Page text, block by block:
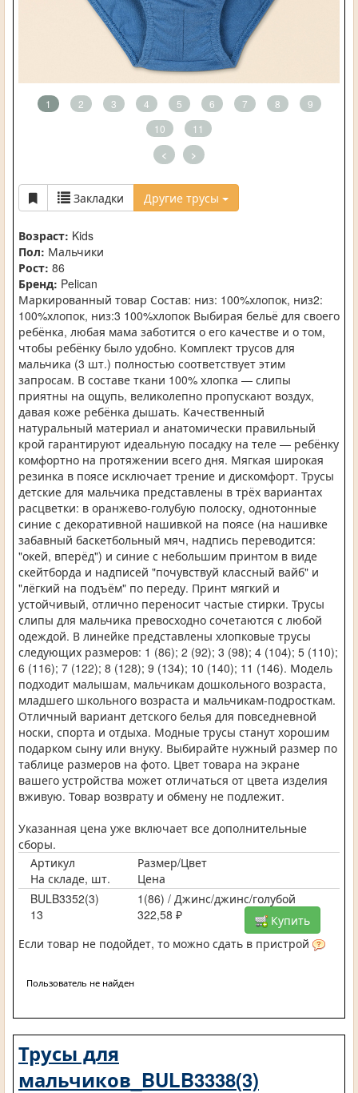
1 2 3 4 5 6 7 8
9
10
11
< >
Закладки Другие трусы
Возраст: Kids
Пол: Мальчики
Рост: 86
Бренд: Pelican
Маркированный товар Состав: низ: 100%хлопок, низ2:
100%хлопок, низ:3 100%хлопок Выбирая бельё для своего
ребёнка, любая мама заботится о его качестве и о том,
чтобы ребёнку было удобно. Комплект трусов для
мальчика (3 шт.) полностью соответствует этим
запросам. В составе ткани 100% хлопка — слипы
приятны на ощупь, великолепно пропускают воздух,
давая коже ребёнка дышать. Качественный
натуральный материал и анатомически правильный
крой гарантируют идеальную посадку на теле — ребёнку
комфортно на протяжении всего дня. Мягкая широкая
резинка в поясе исключает трение и дискомфорт. Трусы
детские для мальчика представлены в трёх вариантах
расцветки: в оранжево-голубую полоску, однотонные
синие с декоративной нашивкой на поясе (на нашивке
забавный баскетбольный мяч, надпись переводится:
"окей, вперёд") и синие с небольшим принтом в виде
скейтборда и надписей "почувствуй классный вайб" и
"лёгкий на подъём" по переду. Принт мягкий и
устойчивый, отлично переносит частые стирки. Трусы
слипы для мальчика превосходно сочетаются с любой
одеждой. В линейке представлены хлопковые трусы
следующих размеров: 1 (86); 2 (92); 3 (98); 4 (104); 5 (110);
6 (116); 7 (122); 8 (128); 9 (134); 10 (140); 11 (146). Модель
подходит малышам, мальчикам дошкольного возраста,
младшего школьного возраста и мальчикам-подросткам.
Отличный вариант детского белья для повседневной
носки, спорта и отдыха. Модные трусы станут хорошим
подарком сыну или внуку. Выбирайте нужный размер по
таблице размеров на фото. Цвет товара на экране
вашего устройства может отличаться от цвета изделия
вживую. Товар возврату и обмену не подлежит.
Указанная цена уже включает все дополнительные
сборы.
Артикул
Размер/Цвет
На складе, шт.
Цена
BULB3352(3)
1(86) / Джинс/джинс/голубой
13
322,58 ₽
Купить
Если товар не подойдет, то можно сдать в пристрой
Пользователь не найден
Трусы для
мальчиков_BULB3338(3)